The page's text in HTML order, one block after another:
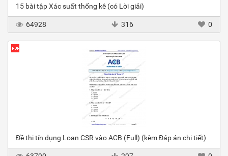
15 bài tập Xác suất thống kê (có Lời giải)
64928 316 0
Đề thi tín dụng Loan CSR vào ACB (Full) (kèm Đáp án chi tiết)